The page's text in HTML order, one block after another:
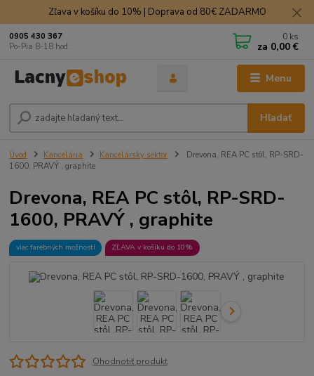
Zľava v košíku do 10% | Doprava od 80€ ZADARMO
Menu
Hľadať
0905 430 367
Po-Pia 8-18 hod.
0 ks
za 0,00 €
Úvod Kancelária Kancelársky sektor
Drevona, REA PC stôl, RP-SRD-
1600, PRAVÝ , graphite
Drevona, REA PC stôl, RP-SRD-
1600, PRAVÝ , graphite
viac farebných možností ZĽAVA v košíku do 10%
Ohodnotiť produkt